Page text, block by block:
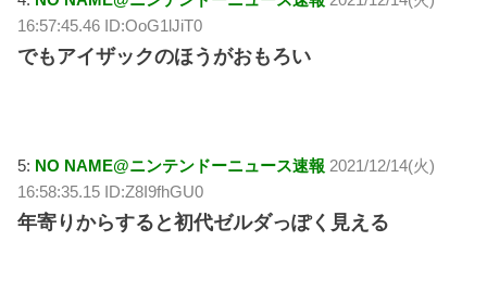
16:57:45.46 ID:OoG1lJiT0
でもアイザックのほうがおもろい
5: NO NAME@ニンテンドーニュース速報 2021/12/14(火)
16:58:35.15 ID:Z8I9fhGU0
年寄りからすると初代ゼルダっぽく見える